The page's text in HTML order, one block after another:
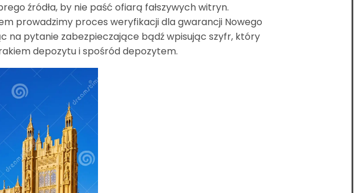
źródła, by nie paść ofiarą fałszywych witryn.
prowadzimy proces weryfikacji dla gwarancji Nowego
na pytanie zabezpieczające bądź wpisując szyfr, który
depozytu i spośród depozytem.